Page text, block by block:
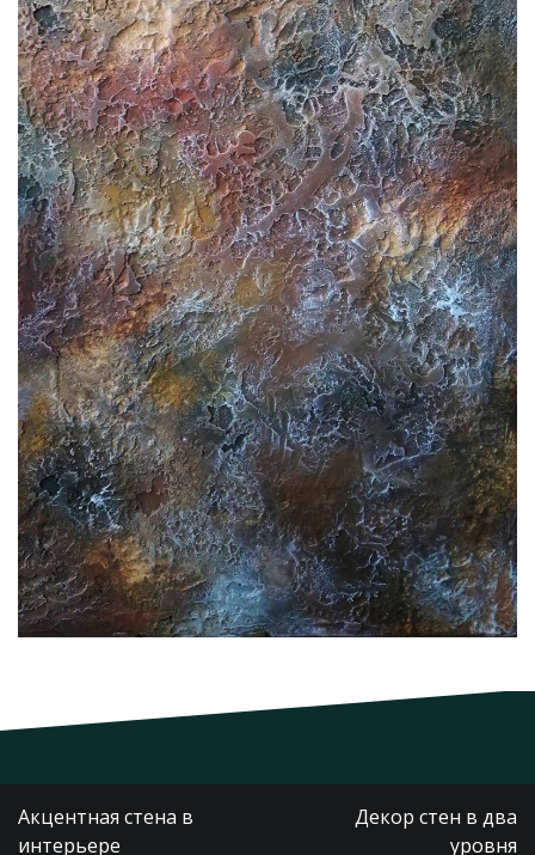
поАкцентная стена в
интерьере
Декор стен в два
уровня